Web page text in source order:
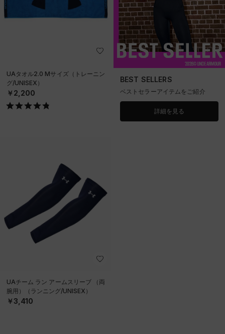
UAタオル2.0 Mサイズ（トレーニン
グ/UNISEX）
￥2,200
BEST SELLERS
ベストセラーアイテムをご紹介
詳細を見る
UAチーム ラン アームスリーブ （両
腕用）（ランニング/UNISEX）
￥3,410